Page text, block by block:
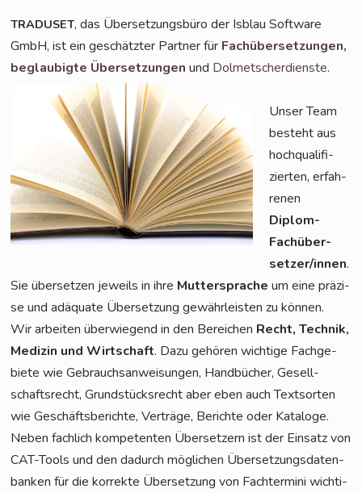
TRADUSET, das Über­set­zungs­bü­ro der Isblau Soft­ware
GmbH, ist ein geschätz­ter Part­ner für Fach­über­set­zun­gen,
beglau­big­te Über­set­zun­gen und Dol­met­scher­diens­te.
Unser Team
besteht aus
hoch­qua­li­fi­
zier­ten, erfah­
re­nen
Diplom-
Fach­über­
set­zer/in­nen.
Sie über­set­zen jeweils in ihre Mut­ter­spra­che um eine prä­zi­
se und adäqua­te Über­set­zung gewähr­leis­ten zu können.
Wir arbei­ten über­wie­gend in den Berei­chen Recht, Tech­nik,
Medi­zin und Wirt­schaft. Dazu gehö­ren wich­ti­ge Fach­ge­
bie­te wie Gebrauchs­an­wei­sun­gen, Hand­bü­cher, Gesell­
schafts­recht, Grund­stücks­recht aber eben auch Text­sor­ten
wie Geschäfts­be­rich­te, Ver­trä­ge, Berich­te oder Kata­lo­ge.
Neben fach­lich kom­pe­ten­ten Über­set­zern ist der Ein­satz von
CAT-Tools und den dadurch mög­li­chen Über­set­zungs­da­ten­
ban­ken für die kor­rek­te Über­set­zung von Fach­ter­mi­ni wich­ti­